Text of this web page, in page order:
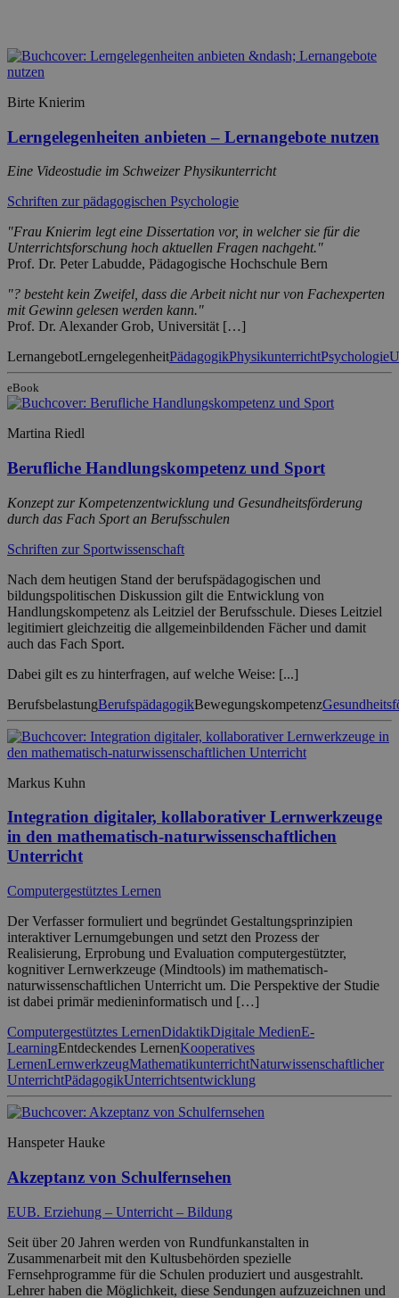
Birte Knierim
Lerngelegenheiten anbieten – Lernangebote nutzen
Eine Videostudie im Schweizer Physikunterricht
Schriften zur pädagogischen Psychologie
"Frau Knierim legt eine Dissertation vor, in welcher sie für die
Unterrichtsforschung hoch aktuellen Fragen nachgeht."
Prof. Dr. Peter Labudde, Pädagogische Hochschule Bern
"? besteht kein Zweifel, dass die Arbeit nicht nur von Fachexperten
mit Gewinn gelesen werden kann."
Prof. Dr. Alexander Grob, Universität […]
LernangebotLerngelegenheitPädagogikPhysikunterrichtPsychologie
eBook
Martina Riedl
Berufliche Handlungskompetenz und Sport
Konzept zur Kompetenzentwicklung und Gesundheitsförderung
durch das Fach Sport an Berufsschulen
Schriften zur Sportwissenschaft
Nach dem heutigen Stand der berufspädagogischen und
bildungspolitischen Diskussion gilt die Entwicklung von
Handlungskompetenz als Leitziel der Berufsschule. Dieses Leitziel
legitimiert gleichzeitig die allgemeinbildenden Fächer und damit
auch das Fach Sport.
Dabei gilt es zu hinterfragen, auf welche Weise: [...]
BerufsbelastungBerufspädagogikBewegungskompetenz
Markus Kuhn
Integration digitaler, kollaborativer Lernwerkzeuge
in den mathematisch-naturwissenschaftlichen
Unterricht
Computergestütztes Lernen
Der Verfasser formuliert und begründet Gestaltungsprinzipien
interaktiver Lernumgebungen und setzt den Prozess der
Realisierung, Erprobung und Evaluation computergestützter,
kognitiver Lernwerkzeuge (Mindtools) im mathematisch-
naturwissenschaftlichen Unterricht um. Die Perspektive der Studie
ist dabei primär medieninformatisch und […]
Computergestütztes LernenDidaktikDigitale MedienE-
LearningEntdeckendes LernenKooperatives
LernenLernwerkzeugMathematikunterrichtNaturwissenschaftlicher
UnterrichtPädagogikUnterrichtsentwicklung
Hanspeter Hauke
Akzeptanz von Schulfernsehen
EUB. Erziehung – Unterricht – Bildung
Seit über 20 Jahren werden von Rundfunkanstalten in
Zusammenarbeit mit den Kultusbehörden spezielle
Fernsehprogramme für die Schulen produziert und ausgestrahlt.
Lehrer haben die Möglichkeit, diese Sendungen aufzuzeichnen und